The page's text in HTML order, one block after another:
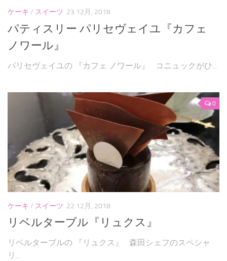
ケーキ / スイーツ 23 12月, 2018
パティスリー パリセヴェイユ『カフェ
ノワール』
パリセヴェイユの 『カフェ ノワール』 コニュックがひ...
0
ケーキ / スイーツ 22 12月, 2018
リベルターブル『リュクス』
リベルターブルの 『リュクス』 森田シェフのスペシャ
リ...